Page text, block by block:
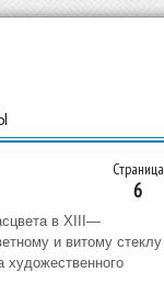
Страница
6
в XIII—
и витому стеклу